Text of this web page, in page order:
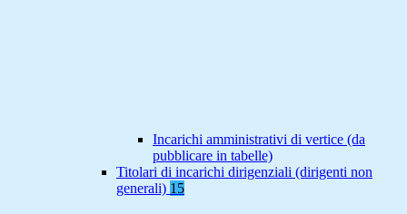
Incarichi amministrativi di vertice (da
pubblicare in tabelle)
Titolari di incarichi dirigenziali (dirigenti non
generali) 15